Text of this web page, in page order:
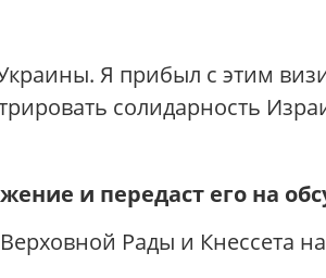
Я прибыл с этим
солидарность
и передаст его на
Рады и Кнессета